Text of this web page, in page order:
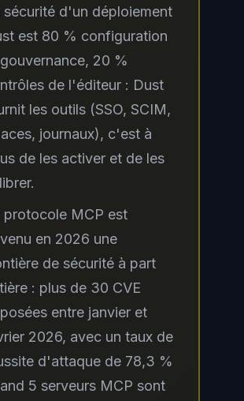
sécurité d'un déploiement
est 80 % configuration
20 %
de l'éditeur : Dust
les outils (SSO, SCIM,
journaux), c'est à
de les activer et de les
protocole MCP est
en 2026 une
de sécurité à part
: plus de 30 CVE
entre janvier et
2026, avec un taux de
d'attaque de 78,3 %
5 serveurs MCP sont